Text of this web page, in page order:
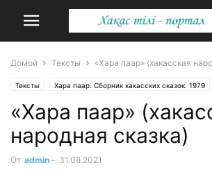
Домой Тексты «Хара паар» (хакасская
Тексты Хара паар. Сборник хакасских сказок. 1979
«Хара паар»
народная сказка)
От admin - 31.08.2021